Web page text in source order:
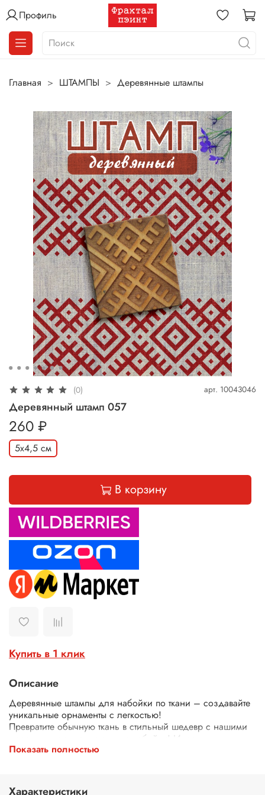
Профиль
Главная ШТАМПЫ Деревянные штампы
(0) арт. 10043046
Деревянный штамп 057
260 ₽
5х4,5 см
В корзину
Купить в 1 клик
Описание
Деревянные штампы для набойки по ткани – создавайте
уникальные орнаменты с легкостью!
Превратите обычную ткань в стильный шедевр с нашими
деревянными штампами для набойки! Идеально
подходят для декора одежды, текстиля, сумок, скатертей
Экологичные – изготовлены из дерева.
Показать полностью
Характеристики